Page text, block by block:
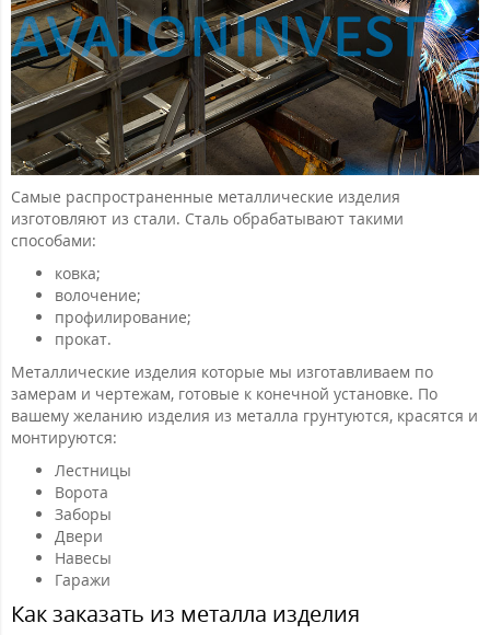
Самые распространенные металлические изделия
изготовляют из стали. Сталь обрабатывают такими
способами:
ковка;
волочение;
профилирование;
прокат.
Металлические изделия которые мы изготавливаем по
замерам и чертежам, готовые к конечной установке. По
вашему желанию изделия из металла грунтуются, красятся и
монтируются:
Лестницы
Ворота
Заборы
Двери
Навесы
Гаражи
Как заказать из металла изделия